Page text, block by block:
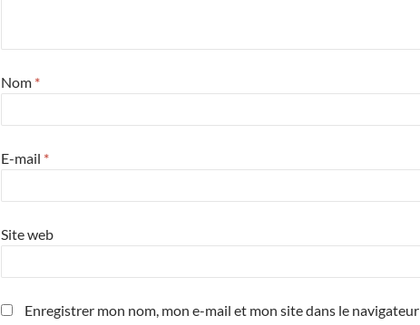
Nom *
E-mail *
Site web
Enregistrer mon nom, mon e-mail et mon site dans le navigateur